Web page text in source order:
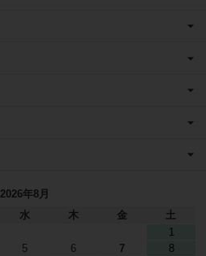
2026年8月
水 木 金
土
1
5 6 7
8